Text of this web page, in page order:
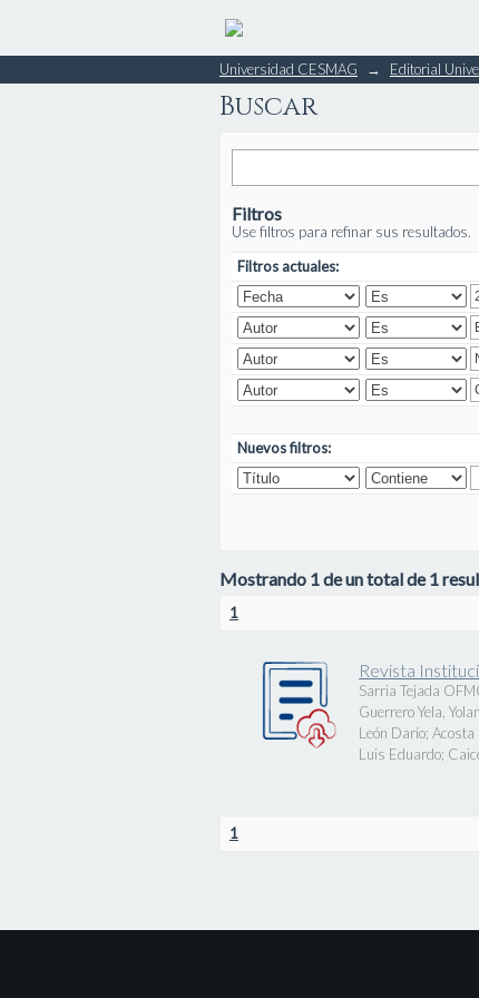
Buscar
Universidad CESMAG → Editorial
Buscar
Filtros
Use filtros para refinar sus resultados.
Filtros actuales:
Nuevos filtros:
Mostrando 1 de un total de 1
1
Revista
Sarria Tejada
Guerrero Yela,
León Darío; Acosta
Luis Eduardo;
1